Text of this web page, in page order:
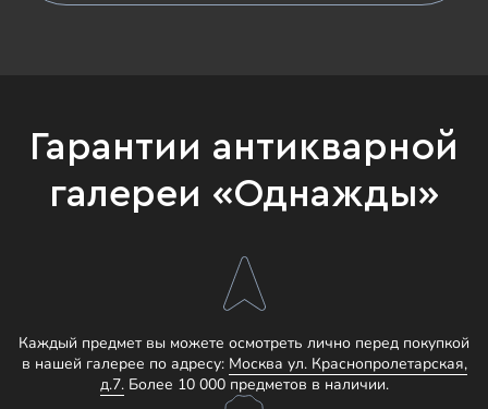
Гарантии антикварной
галереи «Однажды»
Каждый предмет вы можете осмотреть лично перед покупкой
в нашей галерее по адресу: Москва ул. Краснопролетарская,
д.7.Более 10 000 предметов в наличии.